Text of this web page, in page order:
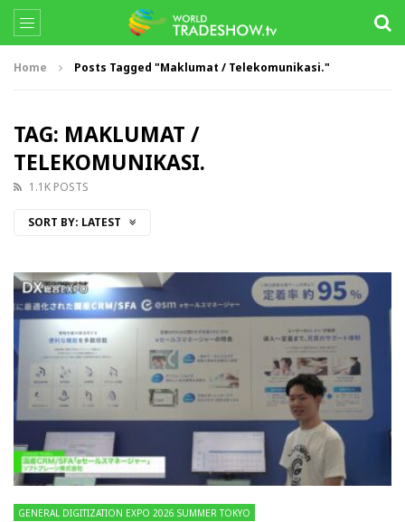
Home Posts Tagged "Maklumat / Telekomunikasi."
TAG: MAKLUMAT /
TELEKOMUNIKASI.
1.1K POSTS
SORT BY: LATEST
GENERAL DIGITIZATION EXPO 2026 SUMMER TOKYO